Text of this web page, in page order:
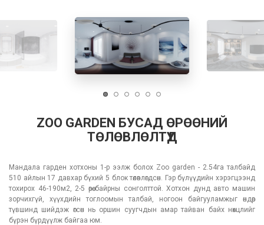
ZOO GARDEN БУСАД ӨРӨӨНИЙ
ТӨЛӨВЛӨЛТҮҮД
Мандала гарден хотхоны 1-р ээлж болох Zoo garden - 2.54га талбайд
510 айлын 17 давхар бүхий 5 блок төлөвлөгдсөн. Гэр бүлүүдийн хэрэгцээнд
тохирох 46-190м2, 2-5 өрөө байрны сонголттой. Хотхон дунд авто машин
зорчихгүй, хүүхдийн тоглоомын талбай, ногоон байгууламжыг өндөр
түвшинд шийдэж өгсөн нь оршин суугчдын амар тайван байх нөхцлийг
бүрэн бүрдүүлж байгаа юм.